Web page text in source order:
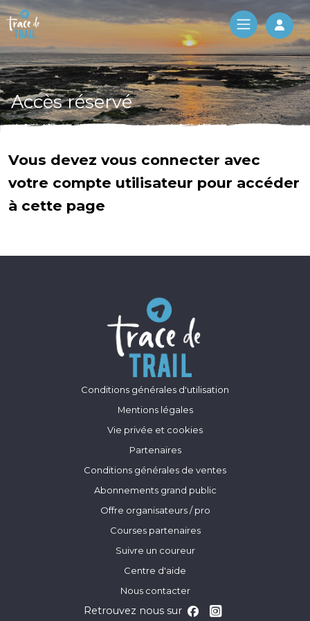
Log
Accès réservé
Vous devez vous connecter avec
votre compte utilisateur pour accéder
à cette page
Conditions générales d'utilisation
Mentions légales
Vie privée et cookies
Partenaires
Conditions générales de ventes
Abonnements grand public
Offre organisateurs / pro
Courses partenaires
Suivre un coureur
Centre d'aide
Nous contacter
Retrouvez nous sur